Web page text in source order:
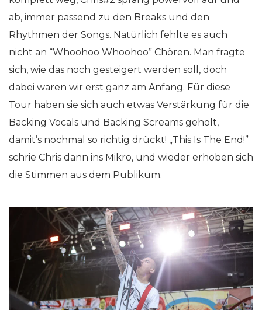
ab, immer passend zu den Breaks und den
Rhythmen der Songs. Natürlich fehlte es auch
nicht an “Whoohoo Whoohoo” Chören. Man fragte
sich, wie das noch gesteigert werden soll, doch
dabei waren wir erst ganz am Anfang. Für diese
Tour haben sie sich auch etwas Verstärkung für die
Backing Vocals und Backing Screams geholt,
damit’s nochmal so richtig drückt! „This Is The End!”
schrie Chris dann ins Mikro, und wieder erhoben sich
die Stimmen aus dem Publikum.